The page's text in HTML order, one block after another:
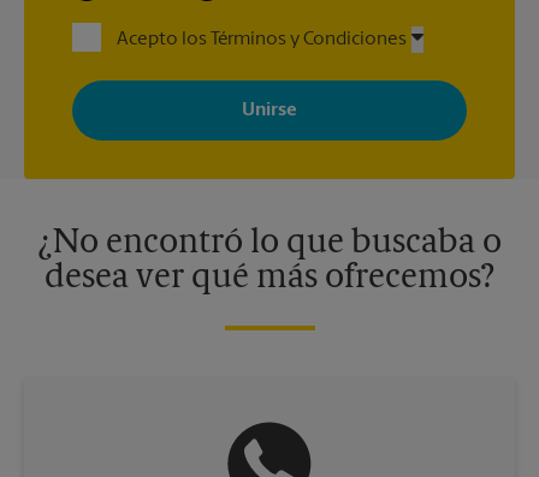
Acepto los Términos y Condiciones
Al registrarse, acepta recibir correos electrónicos de The UPS
Store con noticias, ofertas especiales, promociones y mensajes
adaptados a sus intereses. Puede darse de baja en cualquier
momento. Para más información, consulte nuestra política de
¿No encontró lo que buscaba o
desea ver qué más ofrecemos?